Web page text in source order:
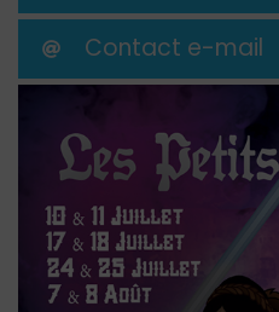
Contact e-mail